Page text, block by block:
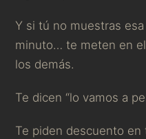
Y si tú no muestras
minuto… te meten en
los demás.
Te dicen “lo vamos a
Te piden descuento en